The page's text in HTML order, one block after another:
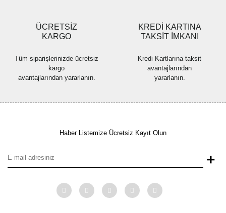
ÜCRETSİZ
KARGO
Tüm siparişlerinizde ücretsiz
kargo
avantajlarından yararlanın.
KREDİ KARTINA
TAKSİT İMKANI
Kredi Kartlarına taksit
avantajlarından
yararlanın.
Haber Listemize Ücretsiz Kayıt Olun
+